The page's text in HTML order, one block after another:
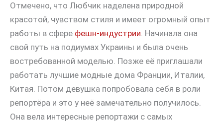
Отмечено, что Любчик наделена природной
красотой, чувством стиля и имеет огромный опыт
работы в сфере фешн-индустрии. Начинала она
свой путь на подиумах Украины и была очень
востребованной моделью. Позже её приглашали
работать лучшие модные дома Франции, Италии,
Китая. Потом девушка попробовала себя в роли
репортёра и это у неё замечательно получилось.
Она вела интересные репортажи с самых